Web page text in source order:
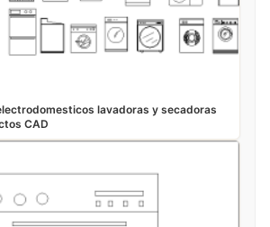
lavadoras y secadoras
CAD